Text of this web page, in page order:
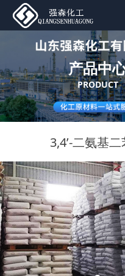
首页
关于我们
产品中心
新闻资讯
联系我们
产品中
PRODUCT
3,4’-二氨基